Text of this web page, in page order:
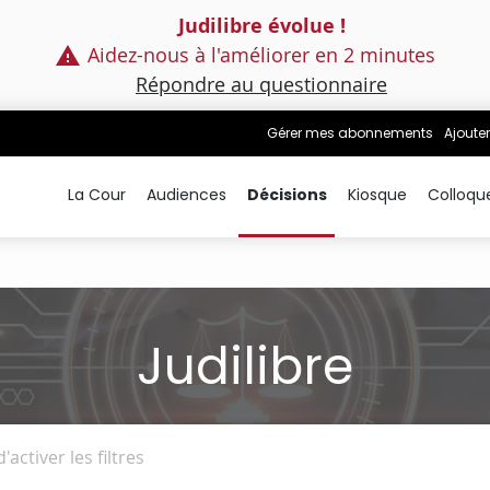
Judilibre évolue !
Aidez-nous à l'améliorer en 2 minutes
Répondre au questionnaire
Gérer mes abonnements
La Cour Audiences Décisions Kiosque
Judilibre